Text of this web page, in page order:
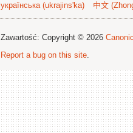
українська (ukrajins'ka)
中文
Zawartość: Copyright © 2026
Report a bug on this site.